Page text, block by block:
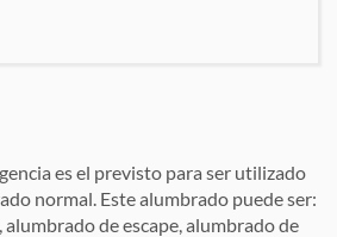
es el previsto para ser utilizado
normal. Este alumbrado puede ser:
de escape, alumbrado de